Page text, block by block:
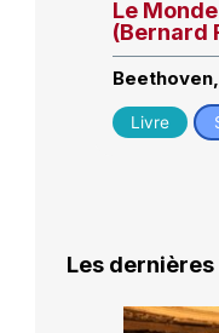
Le
(Bernard
Livre
Les